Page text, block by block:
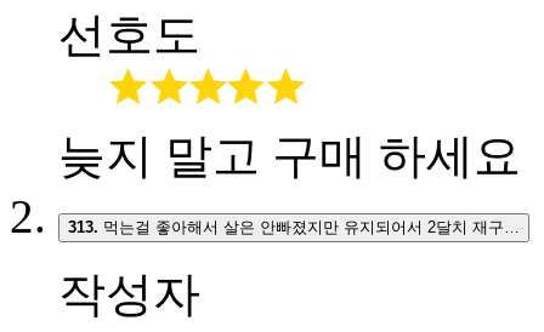
선호도
늦지 말고 구매 하세요
313. 먹는걸 좋아해서 살은 안빠졌지만 유지되어서 2달치 재구…
작성자